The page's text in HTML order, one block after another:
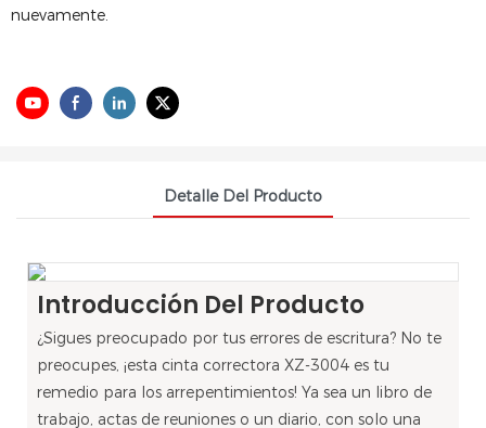
nuevamente.
Detalle Del Producto
Introducción Del Producto
¿Sigues preocupado por tus errores de escritura? No te
preocupes, ¡esta cinta correctora XZ-3004 es tu
remedio para los arrepentimientos! Ya sea un libro de
trabajo, actas de reuniones o un diario, con solo una